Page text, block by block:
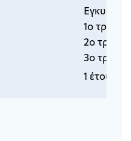
1ο
2ο
3ο
1 έτους-9